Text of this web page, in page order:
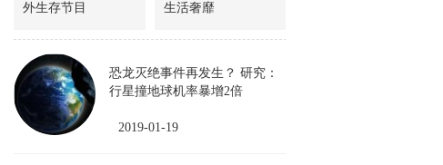
外生存节目
生活奢靡
恐龙灭绝事件再发生？ 研究：
行星撞地球机率暴增2倍
2019-01-19